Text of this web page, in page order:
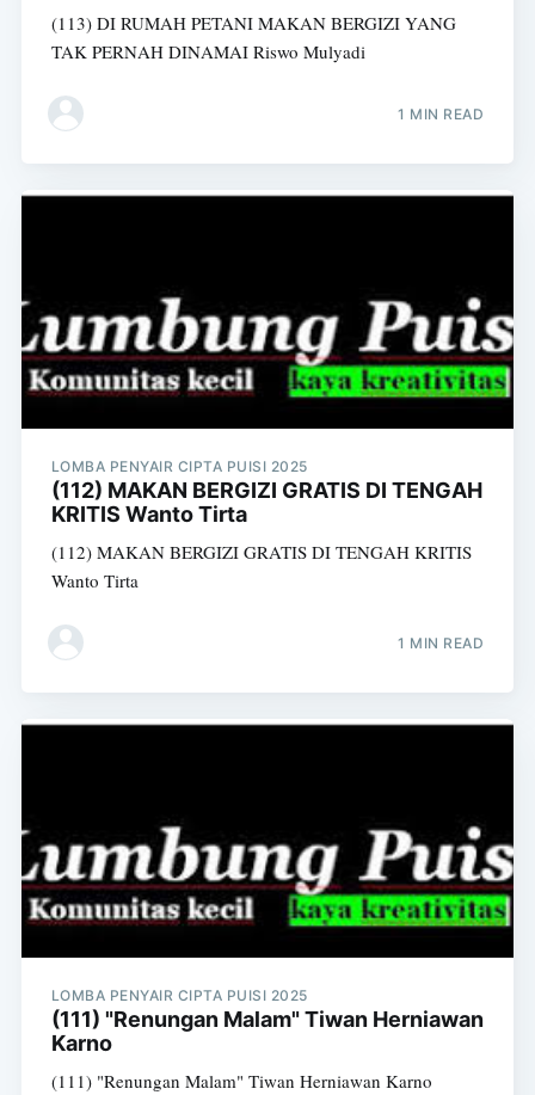
(113) DI RUMAH PETANI MAKAN BERGIZI YANG
TAK PERNAH DINAMAI Riswo Mulyadi
1 MIN READ
LOMBA PENYAIR CIPTA PUISI 2025
(112) MAKAN BERGIZI GRATIS DI TENGAH
KRITIS Wanto Tirta
(112) MAKAN BERGIZI GRATIS DI TENGAH KRITIS
Wanto Tirta
1 MIN READ
LOMBA PENYAIR CIPTA PUISI 2025
(111) "Renungan Malam" Tiwan Herniawan
Karno
(111) "Renungan Malam" Tiwan Herniawan Karno